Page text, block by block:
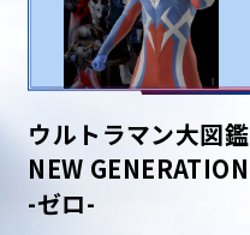
ウルトラマン大図鑑
NEW GENERATION
-ゼロ-